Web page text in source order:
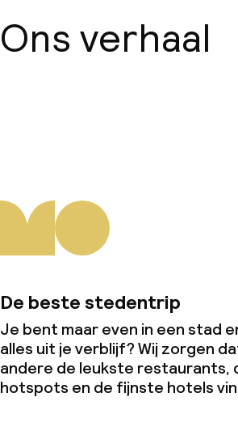
Ons verhaal
De beste stedentrip
Je bent maar even in een stad
alles uit je verblijf? Wij zorgen
andere de leukste restaurants,
hotspots en de fijnste hotels